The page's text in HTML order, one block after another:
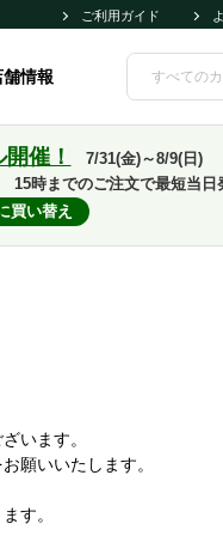
ご利用ガイド
舗情報
催！
7/31(金)～8/9(日)
15時までのご注文で最短当日
買い替え
います。
願いいたします。
す。